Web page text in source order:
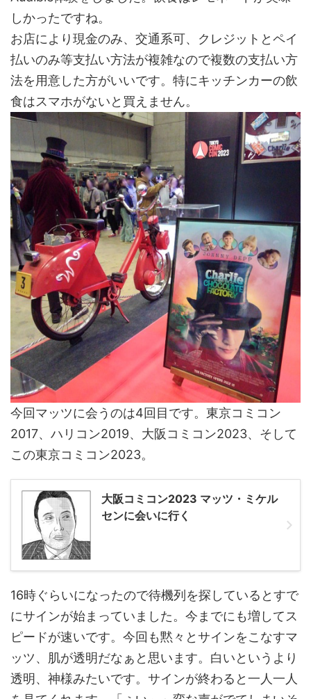
しかったですね。
お店により現金のみ、交通系可、クレジットとペイ
払いのみ等支払い方法が複雑なので複数の支払い方
法を用意した方がいいです。特にキッチンカーの飲
食はスマホがないと買えません。
今回マッツに会うのは4回目です。東京コミコン
2017、ハリコン2019、大阪コミコン2023、そして
この東京コミコン2023。
大阪コミコン2023 マッツ・ミケル
センに会いに行く
16時ぐらいになったので待機列を探しているとすで
にサインが始まっていました。今までにも増してス
ピードが速いです。今回も黙々とサインをこなすマ
ッツ、肌が透明だなぁと思います。白いというより
透明、神様みたいです。サインが終わると一人一人